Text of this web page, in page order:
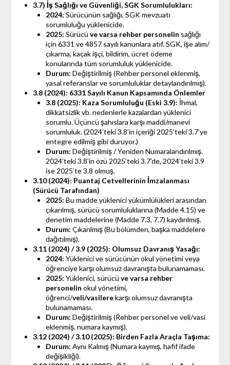
3.7) İş Sağlığı ve Güvenliği, SGK Sorumlulukları:
2024: Sürücünün sağlığı, SGK mevzuatı
sorumluluğu yüklenicide.
2025: Sürücü ve varsa rehber personelin sağlığı
için 6331 ve 4857 sayılı kanunlara atıf. SGK, işe alım/
çıkarma, kaçak işçi, bildirim, ücret ödeme
konularında tüm sorumluluk yüklenicide.
Durum: Değiştirilmiş (Rehber personel eklenmiş,
yasal referanslar ve sorumluluklar detaylandırılmış).
3.8 (2024): 6331 Sayılı Kanun Kapsamında Önlemler
3.8 (2025): Kaza Sorumluluğu (Eski 3.9): İhmal,
dikkatsizlik vb. nedenlerle kazalardan yüklenici
sorumlu. Üçüncü şahıslara karşı maddi/manevi
sorumluluk. (2024’teki 3.8’in içeriği 2025’teki 3.7’ye
entegre edilmiş gibi duruyor.)
Durum: Değiştirilmiş / Yeniden Numaralandırılmış.
2024’teki 3.8’in özü 2025’teki 3.7’de, 2024’teki 3.9
ise 2025’te 3.8 olmuş.
3.10 (2024): Puantaj Cetvellerinin İmzalanması
(Sürücü Tarafından)
2025: Bu madde yüklenici yükümlülükleri arasından
çıkarılmış, sürücü sorumluluklarına (Madde 4.15) ve
denetim maddelerine (Madde 7.3, 7.7) kaydırılmış.
Durum: Çıkarılmış (Bu bölümden, başka maddelere
dağıtılmış).
3.11 (2024) / 3.9 (2025): Olumsuz Davranış Yasağı:
2024: Yüklenici ve sürücünün okul yönetimi veya
öğrenciye karşı olumsuz davranışta bulunamaması.
2025: Yüklenici, sürücü ve varsa rehber
personelin okul yönetimi,
öğrenci/veli/vasilerekarşı olumsuz davranışta
bulunamaması.
Durum: Değiştirilmiş (Rehber personel ve veli/vasi
eklenmiş, numara kaymış).
3.12 (2024) / 3.10 (2025): Birden Fazla Araçla Taşıma:
Durum: Aynı Kalmış (Numara kaymış, hafif ifade
değişikliği).